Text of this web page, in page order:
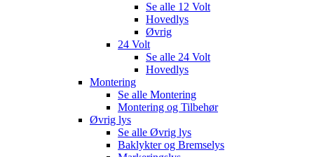
Se alle 12 Volt
Hovedlys
Øvrig
24 Volt
Se alle 24 Volt
Hovedlys
Montering
Se alle Montering
Montering og Tilbehør
Øvrig lys
Se alle Øvrig lys
Baklykter og Bremselys